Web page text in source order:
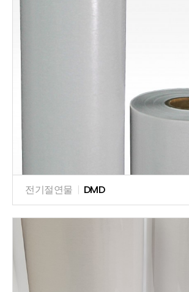
전기절연물 | DMD